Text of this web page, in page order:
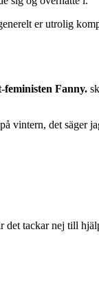
er utrolig
Fanny.
vintern, det säger
det tackar nej till